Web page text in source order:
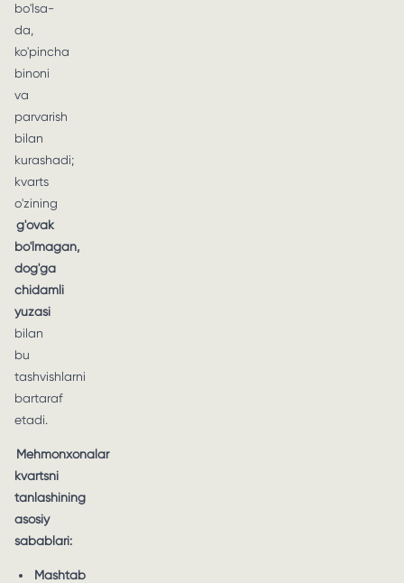
bo'lsa-
da,
ko'pincha
binoni
va
parvarish
bilan
kurashadi;
kvarts
o'zining
g'ovak
bo'lmagan,
dog'ga
chidamli
yuzasi
bilan
bu
tashvishlarni
bartaraf
etadi.
Mehmonxonalar
kvartsni
tanlashining
asosiy
sabablari:
Mashtab